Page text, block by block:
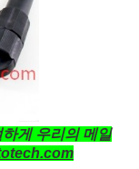
게 우리의 메일